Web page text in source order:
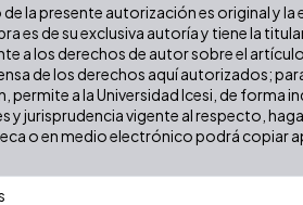
de la presente autorización es original y
es de su exclusiva autoría y tiene la
a los derechos de autor sobre el
de los derechos aquí autorizados;
a la Universidad Icesi, de forma
y jurisprudencia vigente al respecto,
o en medio electrónico podrá copiar